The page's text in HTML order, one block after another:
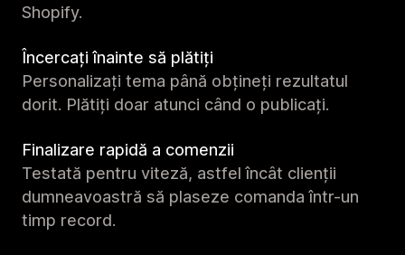
Shopify.
Încercați înainte să plătiți
Personalizați tema până obțineți rezultatul
dorit. Plătiți doar atunci când o publicați.
Finalizare rapidă a comenzii
Testată pentru viteză, astfel încât clienții
dumneavoastră să plaseze comanda într-un
timp record.